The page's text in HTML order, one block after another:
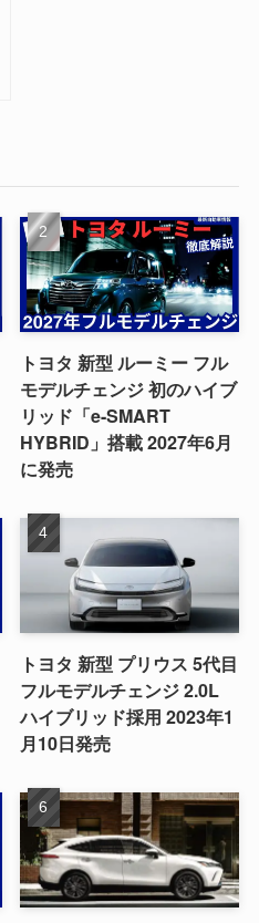
トヨタ 新型 ルーミー フル
モデルチェンジ 初のハイブ
リッド「e-SMART
HYBRID」搭載 2027年6月
に発売
トヨタ 新型 プリウス 5代目
フルモデルチェンジ 2.0L
ハイブリッド採用 2023年1
月10日発売